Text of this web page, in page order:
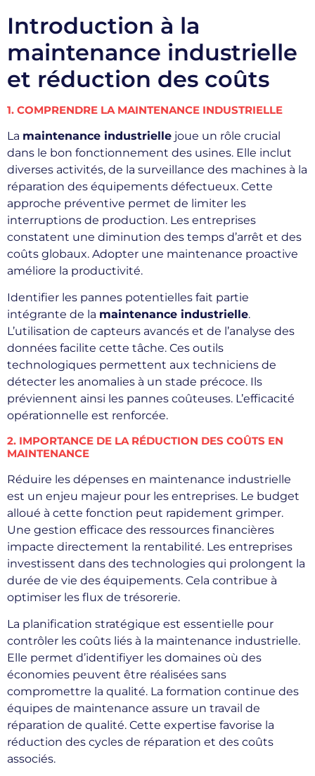
Introduction à la
maintenance industrielle
et réduction des coûts
1. COMPRENDRE LA MAINTENANCE INDUSTRIELLE
La maintenance industrielle joue un rôle crucial
dans le bon fonctionnement des usines. Elle inclut
diverses activités, de la surveillance des machines à la
réparation des équipements défectueux. Cette
approche préventive permet de limiter les
interruptions de production. Les entreprises
constatent une diminution des temps d’arrêt et des
coûts globaux. Adopter une maintenance proactive
améliore la productivité.
Identifier les pannes potentielles fait partie
intégrante de la maintenance industrielle.
L’utilisation de capteurs avancés et de l’analyse des
données facilite cette tâche. Ces outils
technologiques permettent aux techniciens de
détecter les anomalies à un stade précoce. Ils
préviennent ainsi les pannes coûteuses. L’efficacité
opérationnelle est renforcée.
2. IMPORTANCE DE LA RÉDUCTION DES COÛTS EN
MAINTENANCE
Réduire les dépenses en maintenance industrielle
est un enjeu majeur pour les entreprises. Le budget
alloué à cette fonction peut rapidement grimper.
Une gestion efficace des ressources financières
impacte directement la rentabilité. Les entreprises
investissent dans des technologies qui prolongent la
durée de vie des équipements. Cela contribue à
optimiser les flux de trésorerie.
La planification stratégique est essentielle pour
contrôler les coûts liés à la maintenance industrielle.
Elle permet d’identifiyer les domaines où des
économies peuvent être réalisées sans
compromettre la qualité. La formation continue des
équipes de maintenance assure un travail de
réparation de qualité. Cette expertise favorise la
réduction des cycles de réparation et des coûts
associés.